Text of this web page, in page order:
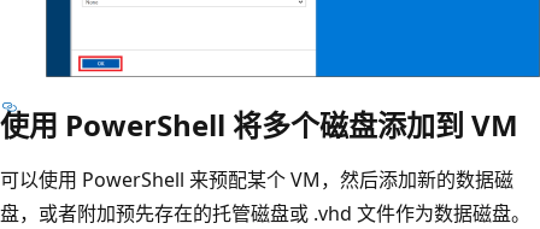
使用 PowerShell 将多个磁盘添加到 VM
可以使用 PowerShell 来预配某个 VM，然后添加新的数据磁
盘，或者附加预先存在的托管磁盘或 .vhd 文件作为数据磁盘。